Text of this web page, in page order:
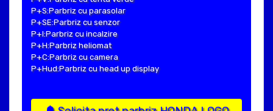
P+S:Parbriz cu parasolar
P+SE:Parbriz cu senzor
P+I:Parbriz cu incalzire
P+H:Parbriz heliomat
P+C:Parbriz cu camera
P+Hud:Parbriz cu head up display